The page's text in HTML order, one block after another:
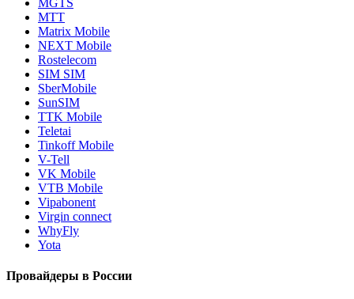
MTT
Matrix Mobile
NEXT Mobile
Rostelecom
SIM SIM
SberMobile
SunSIM
TTK Mobile
Teletai
Tinkoff Mobile
V-Tell
VK Mobile
VTB Mobile
Vipabonent
Virgin connect
WhyFly
Yota
Провайдеры в России